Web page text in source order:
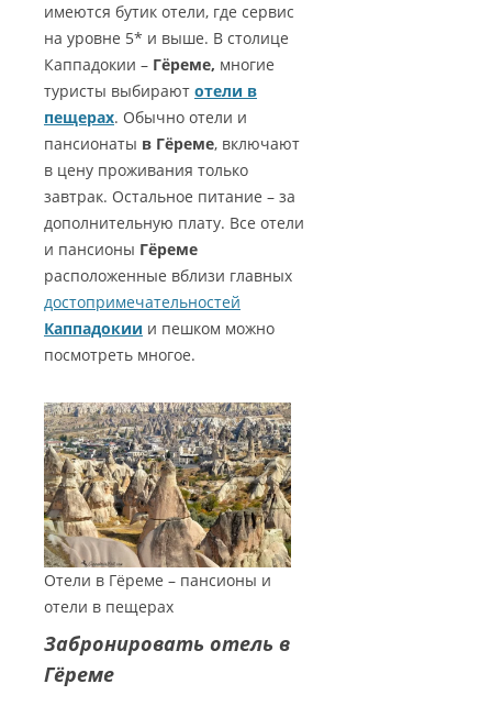
имеются бутик отели, где сервис
на уровне 5* и выше. В столице
Каппадокии – Гёреме, многие
туристы выбирают отели в
пещерах. Обычно отели и
пансионаты в Гёреме, включают
в цену проживания только
завтрак. Остальное питание – за
дополнительную плату. Все отели
и пансионы Гёреме
расположенные вблизи главных
достопримечательностей
Каппадокии и пешком можно
посмотреть многое.
Отели в Гёреме – пансионы и
отели в пещерах
Забронировать отель в
Гёреме